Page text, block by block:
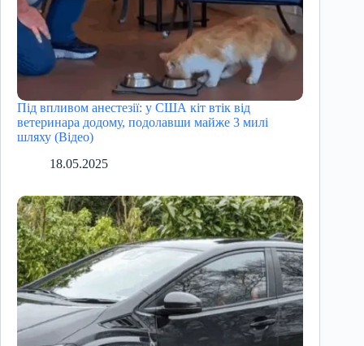
Під впливом анестезії: у США кіт втік від
ветеринара додому, подолавши майже 3 милі
шляху (Відео)
18.05.2025